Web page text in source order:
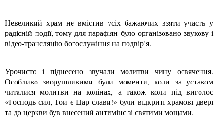
Невеликий храм не вмістив усіх бажаючих взяти участь у
радісній події, тому для парафіян було організовано звукову і
відео-трансляцію богослужіння на подвір’я.
Урочисто і піднесено звучали молитви чину освячення.
Особливо зворушливими були моменти, коли за уставом
читалися молитви на колінах, а також коли під виголос
«Господь сил, Той є Цар слави!» були відкриті храмові двері
та до церкви був внесений антимінс зі святими мощами.